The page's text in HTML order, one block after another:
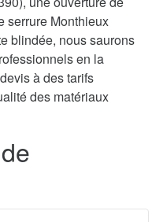
serrure Monthieux
blindée, nous saurons
en la
à des tarifs
des matériaux